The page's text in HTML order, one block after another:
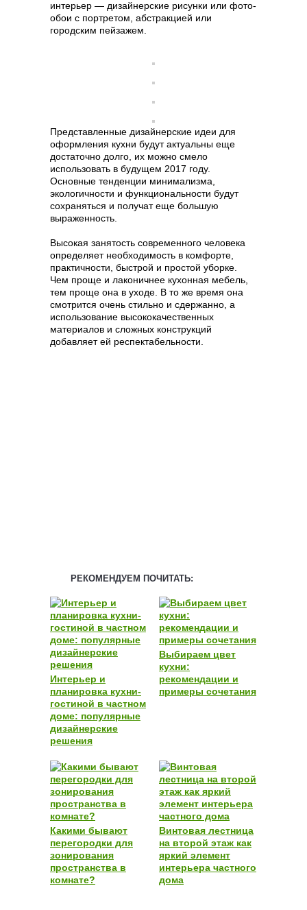
интерьер — дизайнерские рисунки или фото-
обои с портретом, абстракцией или
городским пейзажем.
Представленные дизайнерские идеи для
оформления кухни будут актуальны еще
достаточно долго, их можно смело
использовать в будущем 2017 году.
Основные тенденции минимализма,
экологичности и функциональности будут
сохраняться и получат еще большую
выраженность.
Высокая занятость современного человека
определяет необходимость в комфорте,
практичности, быстрой и простой уборке.
Чем проще и лаконичнее кухонная мебель,
тем проще она в уходе. В то же время она
смотрится очень стильно и сдержанно, а
использование высококачественных
материалов и сложных конструкций
добавляет ей респектабельности.
РЕКОМЕНДУЕМ ПОЧИТАТЬ:
Интерьер и
планировка кухни-
гостиной в частном
доме: популярные
дизайнерские
решения
Выбираем цвет
кухни:
рекомендации и
примеры сочетания
Какими бывают
перегородки для
зонирования
пространства в
комнате?
Винтовая лестница
на второй этаж как
яркий элемент
интерьера частного
дома